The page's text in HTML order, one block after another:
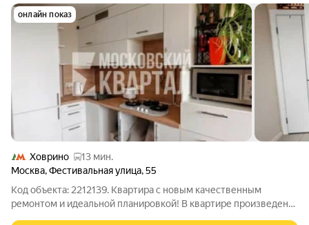
онлайн показ
Ховрино
13 мин.
Москва,Фестивальная улица,55
Код объекта: 2212139. Квартира с новым качественным
ремонтом и идеальной планировкой! В квартире произведен